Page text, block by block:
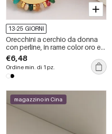
13-25 GIORNI
Orecchini a cerchio da donna
con perline, in rame color oro e
pietra naturale.
€6,48
Ordine min. di 1 pz.
magazzino in Cina